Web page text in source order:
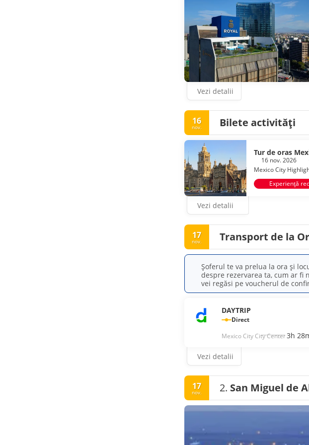
Vezi detalii
16
nov. Bilete activități
Tur de oras
16 nov. 2026
Mexico City
Experiență
Vezi detalii
17
nov. Transport de la
Șoferul te va prelua la ora și
despre rezervarea ta, cum ar
vei regăsi pe voucherul de
DAYTRIP
Direct
Mexico City City Center3h
Vezi detalii
17
nov. 2. San Miguel de